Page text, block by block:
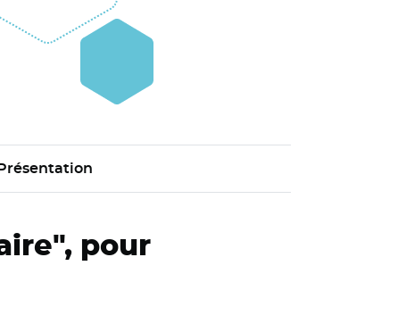
Présentation
pour